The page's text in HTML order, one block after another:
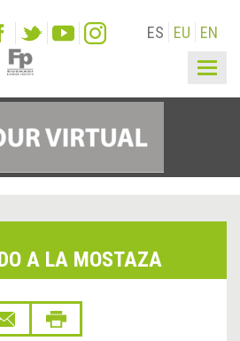
ES EU EN
A LA MOSTAZA